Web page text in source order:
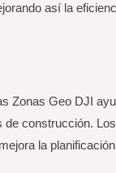
así la
Zonas Geo DJI
de construcción.
la